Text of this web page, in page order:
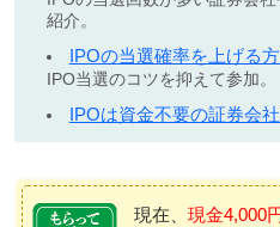
紹介。
IPOの当選確率を上げる
IPO当選のコツを抑えて参加。
IPOは資金不要の証券会
現在、 現金4,000